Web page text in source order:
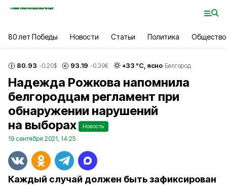
80 лет Победы Новости Статьи Политика Общество
80.93 -0.20$ 93.19 -0.39€ +33 °С, ясно Белгород
Надежда Рожкова напомнила
белгородцам регламент при
обнаружении нарушений
на выборах
Новость
19 сентября 2021, 14:25
Каждый случай должен быть зафиксирован